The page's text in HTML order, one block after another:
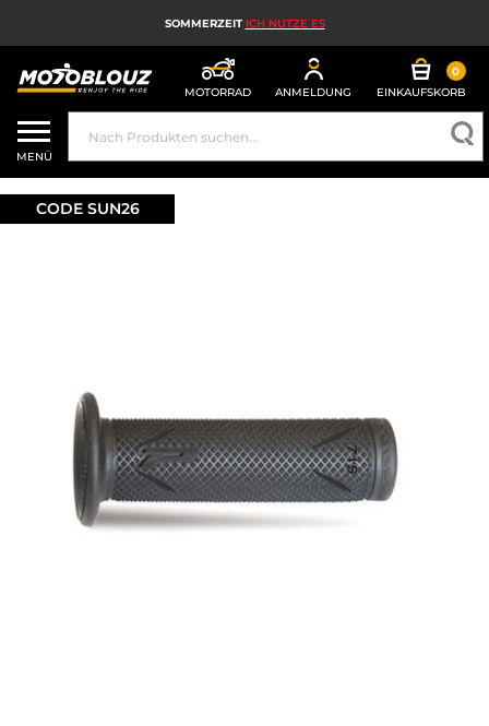
SOMMERZEIT ICH NUTZE ES
MOTORRAD ANMELDUNG
0
EINKAUFSKORB
MOTORRADHELM
MOTORRADAUSRÜSTUNG FÜR HERREN
MOTORRADAUSRÜSTUNG FÜR DAMEN
MOTORRADZUBEHÖR
MOTORRADGEPÄCK
MENÜ
CODE SUN26